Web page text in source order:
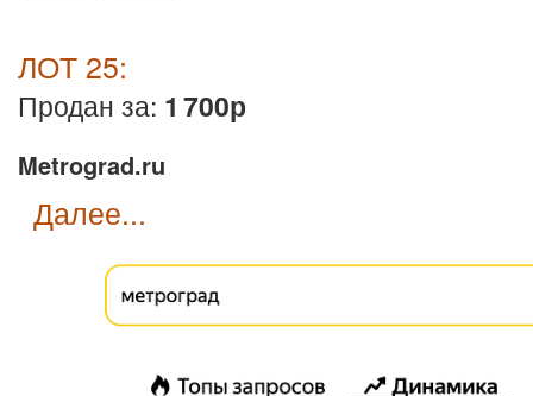
ЛОТ 25:
Продан за: 1 700р
Metrograd.ru
далее...